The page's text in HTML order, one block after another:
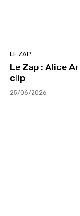
LE ZAP
Le Zap : Alice
clip
25/06/2026